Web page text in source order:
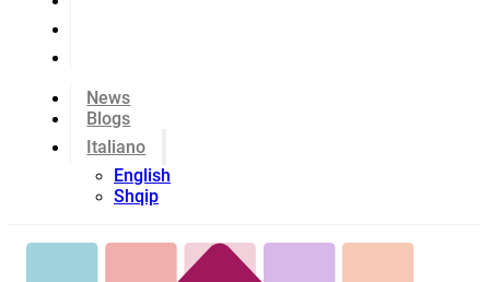
News
Blogs
Italiano
English
Shqip